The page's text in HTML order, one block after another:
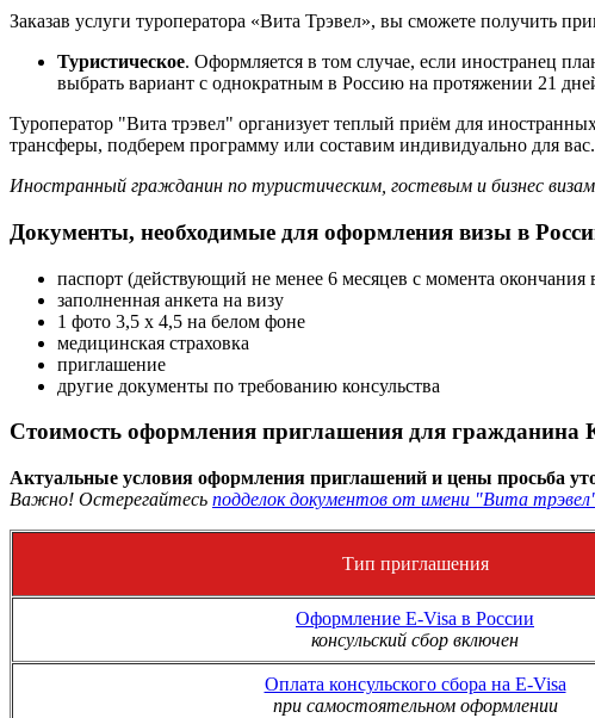
Заказав услуги туроператора «Вита Трэвел», вы сможете получить
Туристическое. Оформляется в том случае, если иностранец
выбрать вариант с однократным в Россию на протяжении 21
Туроператор "Вита трэвел" организует теплый приём для
трансферы, подберем программу или составим индивидуально для вас.
Иностранный гражданин по туристическим, гостевым и бизнес визам
Документы, необходимые для оформления визы в
паспорт (действующий не менее 6 месяцев с момента окончания
заполненная анкета на визу
1 фото 3,5 х 4,5 на белом фоне
медицинская страховка
приглашение
другие документы по требованию консульства
Стоимость оформления приглашения для гражданина
Актуальные условия оформления приглашений и цены просьба
Важно! Остерегайтесь подделок документов от имени "Вита
Тип приглашения
Оформление E-Visa в России
консульский сбор включен
Оплата консульского сбора на E-Visa
при самостоятельном оформлении